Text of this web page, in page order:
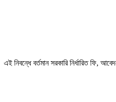
এই নিবন্ধে বর্তমান সরকারি নির্ধারিত ফি,